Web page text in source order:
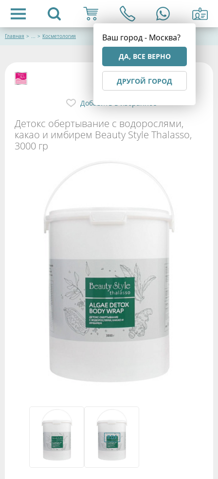
Ваш город - Москва?
ДА, ВСЕ ВЕРНО
ДРУГОЙ ГОРОД
Главная > ... > Косметология
Детокс обертывание с водорослями,
какао и имбирем Beauty Style Thalasso,
3000 гр
Добавить в избранное